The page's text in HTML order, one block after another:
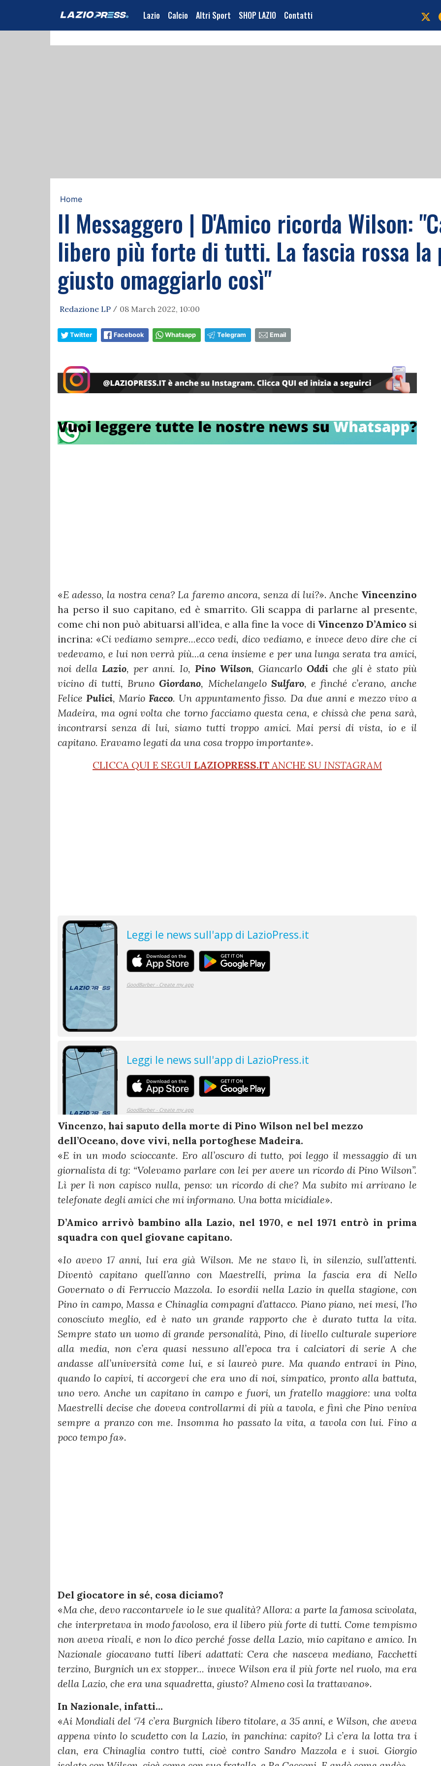
Lazio Calcio Altri Sport SHOP LAZIO Contatti
Home
Il Messaggero | D'Amico ricorda Wilson:
libero più forte di tutti. La fascia rossa la
giusto omaggiarlo così"
Redazione LP / 08 March 2022, 10:00
Twitter Facebook Whatsapp Telegram Email
«E adesso, la nostra cena? La faremo ancora, senza di lui?». Anche Vincenzino
ha perso il suo capitano, ed è smarrito. Gli scappa di parlarne al presente,
come chi non può abituarsi all’idea, e alla fine la voce di Vincenzo D’Amico si
incrina: «Ci vediamo sempre...ecco vedi, dico vediamo, e invece devo dire che ci
vedevamo, e lui non verrà più...a cena insieme e per una lunga serata tra amici,
noi della Lazio, per anni. Io, Pino Wilson, Giancarlo Oddi che gli è stato più
vicino di tutti, BrunoGiordano, Michelangelo Sulfaro, e finché c’erano, anche
FelicePulici, MarioFacco. Un appuntamento fisso. Da due anni e mezzo vivo a
Madeira, ma ogni volta che torno facciamo questa cena, e chissà che pena sarà,
incontrarsi senza di lui, siamo tutti troppo amici. Mai persi di vista, io e il
capitano. Eravamo legati da una cosa troppo importante».
CLICCA QUI E SEGUI LAZIOPRESS.IT ANCHE SU INSTAGRAM
Vincenzo, hai saputo della morte di Pino Wilson nel bel mezzo
dell’Oceano, dove vivi, nella portoghese Madeira.
«E in un modo scioccante. Ero all’oscuro di tutto, poi leggo il messaggio di un
giornalista di tg: “Volevamo parlare con lei per avere un ricordo di Pino Wilson”.
Lì per lì non capisco nulla, penso: un ricordo di che? Ma subito mi arrivano le
telefonate degli amici che mi informano. Una botta micidiale».
D’Amico arrivò bambino alla Lazio, nel 1970, e nel 1971 entrò in prima
squadra con quel giovane capitano.
«Io avevo 17 anni, lui era già Wilson. Me ne stavo lì, in silenzio, sull’attenti.
Diventò capitano quell’anno con Maestrelli, prima la fascia era di Nello
Governato o di Ferruccio Mazzola. Io esordii nella Lazio in quella stagione, con
Pino in campo, Massa e Chinaglia compagni d’attacco. Piano piano, nei mesi, l’ho
conosciuto meglio, ed è nato un grande rapporto che è durato tutta la vita.
Sempre stato un uomo di grande personalità, Pino, di livello culturale superiore
alla media, non c’era quasi nessuno all’epoca tra i calciatori di serie A che
andasse all’università come lui, e si laureò pure. Ma quando entravi in Pino,
quando lo capivi, ti accorgevi che era uno di noi, simpatico, pronto alla battuta,
uno vero. Anche un capitano in campo e fuori, un fratello maggiore: una volta
Maestrelli decise che doveva controllarmi di più a tavola, e finì che Pino veniva
sempre a pranzo con me. Insomma ho passato la vita, a tavola con lui. Fino a
poco tempo fa».
Del giocatore in sé, cosa diciamo?
«Ma che, devo raccontarvele io le sue qualità? Allora: a parte la famosa scivolata,
che interpretava in modo favoloso, era il libero più forte di tutti. Come tempismo
non aveva rivali, e non lo dico perché fosse della Lazio, mio capitano e amico. In
Nazionale giocavano tutti liberi adattati: Cera che nasceva mediano, Facchetti
terzino, Burgnich un ex stopper... invece Wilson era il più forte nel ruolo, ma era
della Lazio, che era una squadretta, giusto? Almeno così la trattavano».
In Nazionale, infatti...
«Ai Mondiali del ‘74 c’era Burgnich libero titolare, a 35 anni, e Wilson, che aveva
appena vinto lo scudetto con la Lazio, in panchina: capito? Lì c’era la lotta tra i
clan, era Chinaglia contro tutti, cioè contro Sandro Mazzola e i suoi. Giorgio